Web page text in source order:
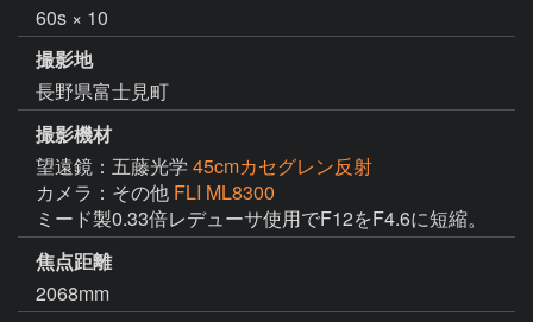
60s × 10
撮影地
長野県富士見町
撮影機材
望遠鏡：五藤光学 45cmカセグレン反射
カメラ：その他 FLI ML8300
ミード製0.33倍レデューサ使用でF12をF4.6に短縮。
焦点距離
2068mm